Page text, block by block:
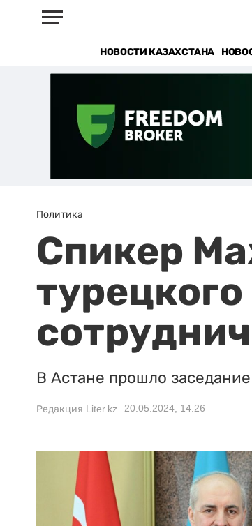
НОВОСТИ КАЗАХСТАНА
Политика
Спикер
В Астане прошло
Редакция Liter.kz 20.05.2024, 14:26